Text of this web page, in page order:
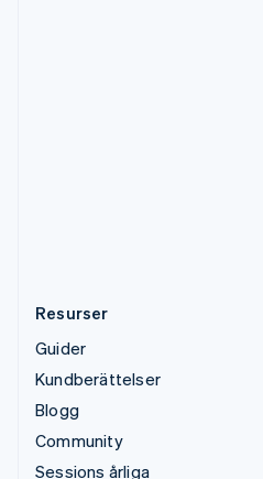
Resurser
Guider
Kundberättelser
Blogg
Community
Sessions årliga